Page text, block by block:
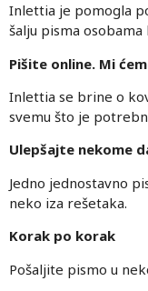
Inlettia je pomogla
šalju pisma
Pišite online. Mi
Inlettia se brine o
svemu što je
Ulepšajte nekome
Jedno jednostavno
neko iza rešetaka.
Korak po korak
Pošaljite pismo u